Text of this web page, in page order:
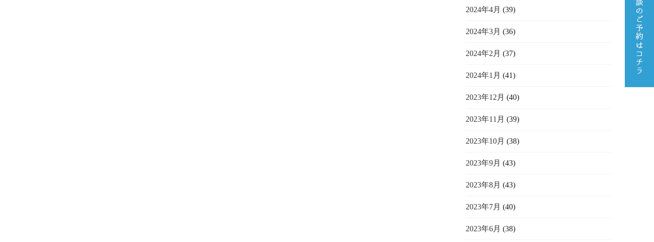
2024年4月 (39)
2024年3月 (36)
2024年2月 (37)
2024年1月 (41)
2023年12月 (40)
2023年11月 (39)
2023年10月 (38)
2023年9月 (43)
2023年8月 (43)
2023年7月 (40)
2023年6月 (38)